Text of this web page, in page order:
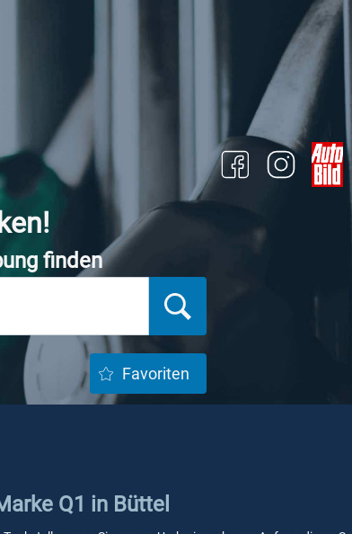
finden
Favoriten
Q1 in Büttel